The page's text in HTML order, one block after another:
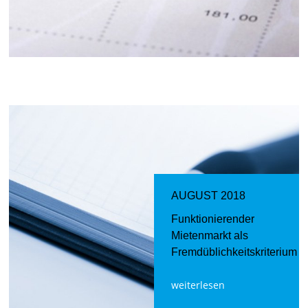
AUGUST 2018
Funktionierender
Mietenmarkt als
Fremdüblichkeitskriterium
weiterlesen